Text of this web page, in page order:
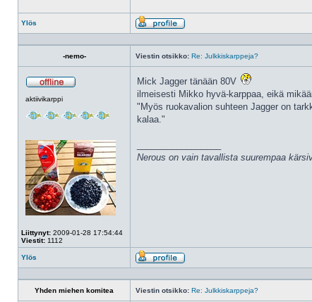
Ylös
Profiili
-nemo-
Viestin otsikko: Re: Julkkiskarppeja?
aktiivikarppi
Liittynyt: 2009-01-28 17:54:44
Viestit: 1112
Mick Jagger tänään 80V
ilmeisesti Mikko hyvä-karppaa, eikä
"Myös ruokavalion suhteen Jagger on
kalaa."
Nerous on vain tavallista suurempaa
Ylös
Profiili
Yhden miehen komitea
Viestin otsikko: Re: Julkkiskarppeja?